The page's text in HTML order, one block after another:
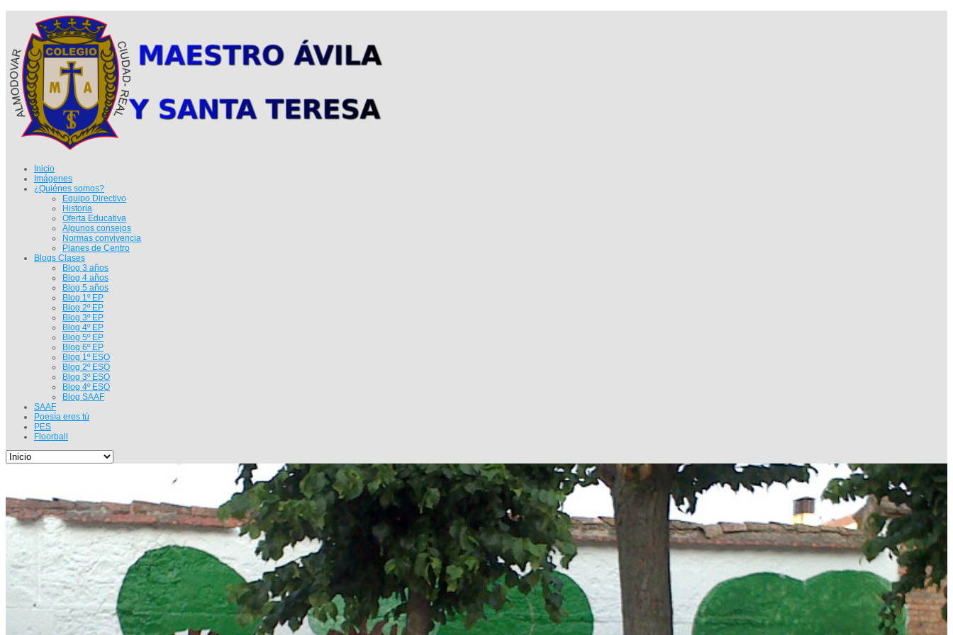
Inicio
Imágenes
¿Quiénes somos?
Equipo Directivo
Historia
Oferta Educativa
Algunos consejos
Normas convivencia
Planes de Centro
Blogs Clases
Blog 3 años
Blog 4 años
Blog 5 años
Blog 1º EP
Blog 2º EP
Blog 3º EP
Blog 4º EP
Blog 5º EP
Blog 6º EP
Blog 1º ESO
Blog 2º ESO
Blog 3º ESO
Blog 4º ESO
Blog SAAF
SAAF
Poesía eres tú
PES
Floorball